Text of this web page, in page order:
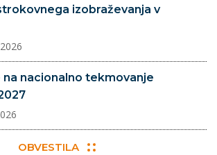
izobraževanja v
nacionalno tekmovanje
OBVESTILA